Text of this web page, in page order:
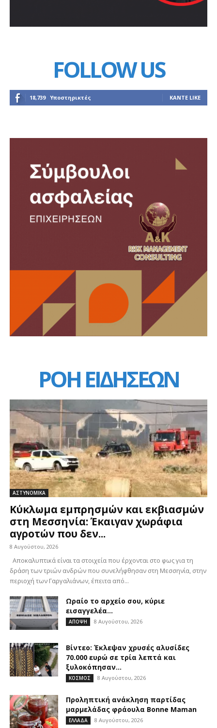
FOLLOW US
18,739 Υποστηρικτές ΚΆΝΤΕ LIKE
ΡΟΗ ΕΙΔΗΣΕΩΝ
ΑΣΤΥΝΟΜΙΚΑ
Kύκλωμα εμπρησμών και εκβιασμών
στη Μεσσηνία: Έκαιγαν χωράφια
αγροτών που δεν...
8 Αυγούστου, 2026
Αποκαλυπτικά είναι τα στοιχεία που έρχονται στο φως για τη
δράση των τριών ανδρών που συνελήφθησαν στη Μεσσηνία, στην
περιοχή των Γαργαλιάνων, έπειτα από...
Ωραίο το αρχείο σου, κύριε
εισαγγελέα…
ΑΠΟΨΗ 8 Αυγούστου, 2026
Βίντεο: Έκλεψαν χρυσές αλυσίδες
70.000 ευρώ σε τρία λεπτά και
ξυλοκόπησαν...
ΚΟΣΜΟΣ 8 Αυγούστου, 2026
Προληπτική ανάκληση παρτίδας
μαρμελάδας φράουλα Bonne Maman
ΕΛΛΑΔΑ 8 Αυγούστου, 2026